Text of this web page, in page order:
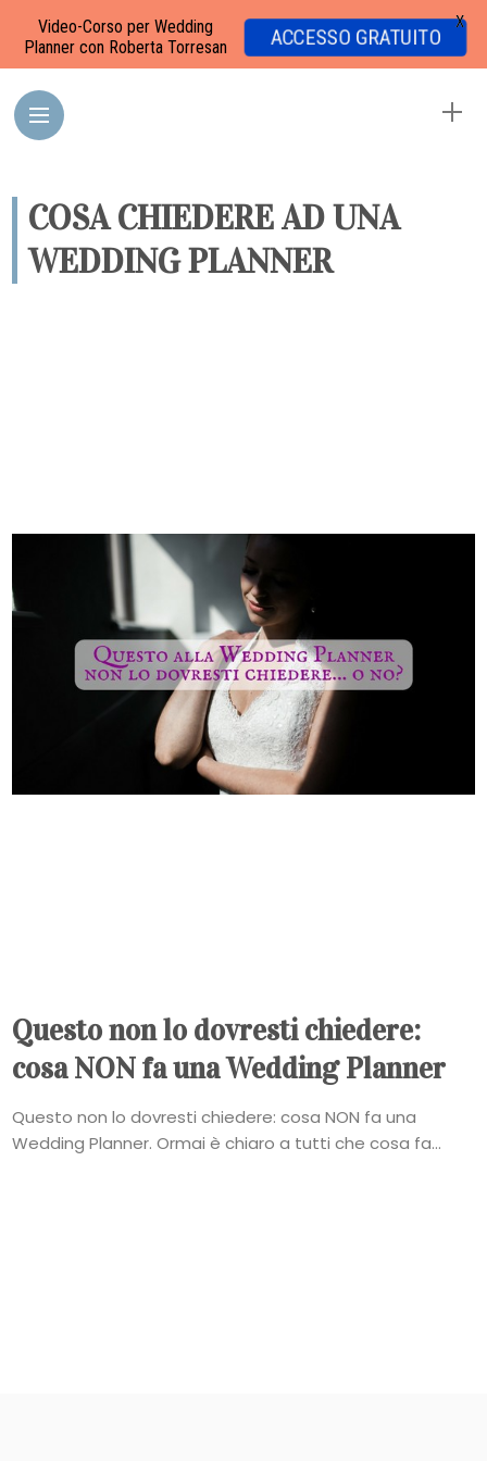
COSA CHIEDERE AD UNA
WEDDING PLANNER
Questo non lo dovresti chiedere:
cosa NON fa una Wedding Planner
Questo non lo dovresti chiedere: cosa NON fa una
Wedding Planner. Ormai è chiaro a tutti che cosa fa...
Video-Corso per Wedding
Planner con Roberta Torresan
ACCESSO GRATUITO
X